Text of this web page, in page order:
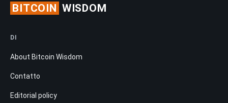
BITCOIN WISDOM
DI
About Bitcoin Wisdom
Contatto
Editorial policy